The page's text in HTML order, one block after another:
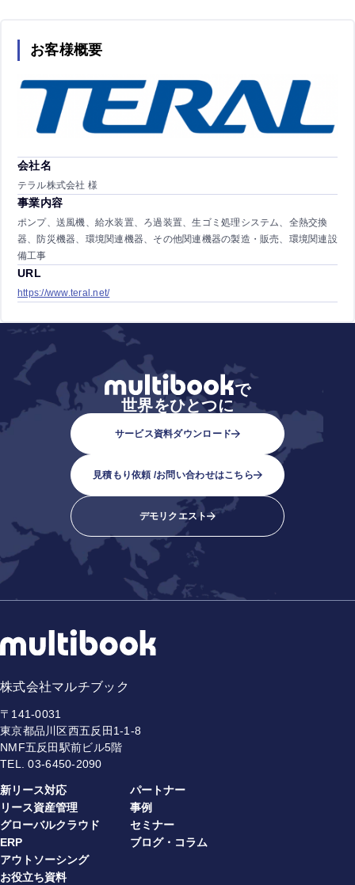
お客様概要
会社名
テラル株式会社 様
事業内容
ポンプ、送風機、給水装置、ろ過装置、生ゴミ処理システム、全熱交換
器、防災機器、環境関連機器、その他関連機器の製造・販売、環境関連設
備工事
URL
https://www.teral.net/
で
世界をひとつに
サービス資料ダウンロード
見積もり依頼 /お問い合わせはこちら
デモリクエスト
株式会社マルチブック
〒141-0031
東京都品川区西五反田1-1-8
NMF五反田駅前ビル5階
TEL.03-6450-2090
新リース対応
リース資産管理
グローバルクラウド
ERP
アウトソーシング
お役立ち資料
パートナー
事例
セミナー
ブログ・コラム